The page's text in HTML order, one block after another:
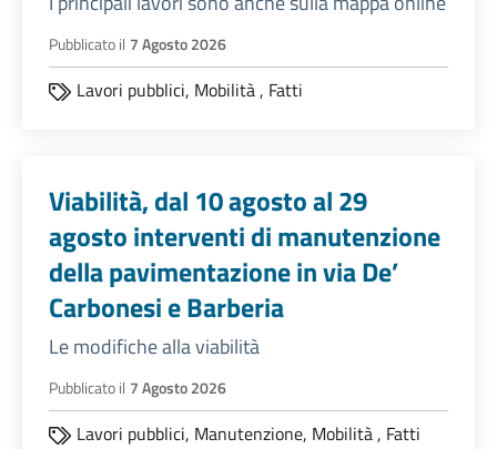
Pubblicato il 7 Agosto 2026
Lavori pubblici, Mobilità, Fatti
Viabilità, dal 10 agosto al 29
agosto interventi di manutenzione
della pavimentazione in via De’
Carbonesi e Barberia
Le modifiche alla viabilità
Pubblicato il 7 Agosto 2026
Lavori pubblici, Manutenzione, Mobilità, Fatti